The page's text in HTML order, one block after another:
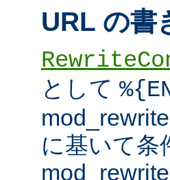
URL の書
として
に基いて条